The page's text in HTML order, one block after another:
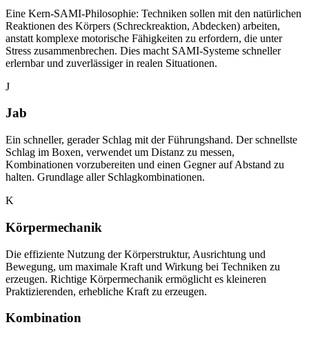
Eine Kern-SAMI-Philosophie: Techniken sollen mit den natürlichen
Reaktionen des Körpers (Schreckreaktion, Abdecken) arbeiten,
anstatt komplexe motorische Fähigkeiten zu erfordern, die unter
Stress zusammenbrechen. Dies macht SAMI-Systeme schneller
erlernbar und zuverlässiger in realen Situationen.
J
Jab
Ein schneller, gerader Schlag mit der Führungshand. Der schnellste
Schlag im Boxen, verwendet um Distanz zu messen,
Kombinationen vorzubereiten und einen Gegner auf Abstand zu
halten. Grundlage aller Schlagkombinationen.
K
Körpermechanik
Die effiziente Nutzung der Körperstruktur, Ausrichtung und
Bewegung, um maximale Kraft und Wirkung bei Techniken zu
erzeugen. Richtige Körpermechanik ermöglicht es kleineren
Praktizierenden, erhebliche Kraft zu erzeugen.
Kombination